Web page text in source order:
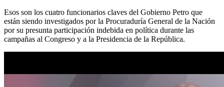
Esos son los cuatro funcionarios claves del Gobierno Petro que
están siendo investigados por la Procuraduría General de la Nación
por su presunta participación indebida en política durante las
campañas al Congreso y a la Presidencia de la República.